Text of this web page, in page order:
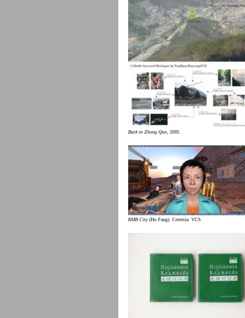
Back to Zhong Quo, 2005
RMB City(Hu Fang). Cortesia: VCS